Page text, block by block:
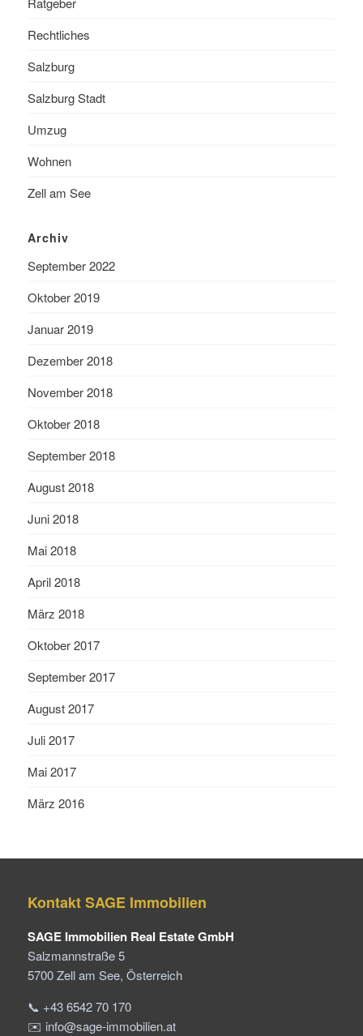
Rechtliches
Salzburg
Salzburg Stadt
Umzug
Wohnen
Zell am See
Archiv
September 2022
Oktober 2019
Januar 2019
Dezember 2018
November 2018
Oktober 2018
September 2018
August 2018
Juni 2018
Mai 2018
April 2018
März 2018
Oktober 2017
September 2017
August 2017
Juli 2017
Mai 2017
März 2016
Kontakt SAGE Immobilien
SAGE Immobilien Real Estate GmbH
Salzmannstraße 5
5700 Zell am See, Österreich
📞 +43 6542 70 170
✉️ info@sage-immobilien.at